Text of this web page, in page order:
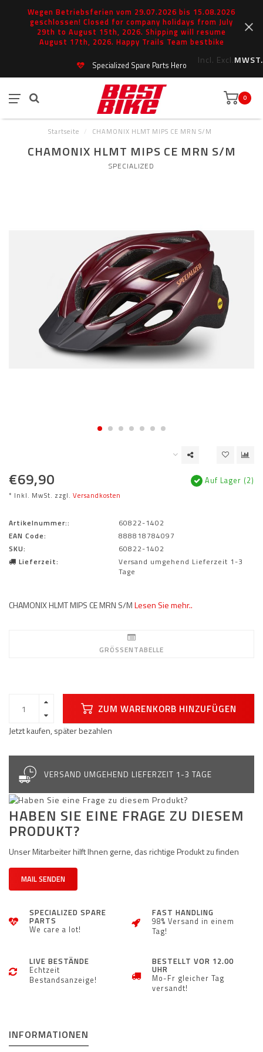
Wegen Betriebsferien vom 29.07.2026 bis 15.08.2026
geschlossen! Closed for company holidays from July
29th to August 15th, 2026. Shipping will resume
August 17th, 2026. Happy Trails Team bestbike
Incl. Excl.MWST.
Specialized Spare Parts Hero
0
Startseite / CHAMONIX HLMT MIPS CE MRN S/M
CHAMONIX HLMT MIPS CE MRN S/M
SPECIALIZED
€69,90
* Inkl. MwSt. zzgl. Versandkosten
Auf Lager (2)
Artikelnummer::
60822-1402
EAN Code:
888818784097
SKU:
60822-1402
Lieferzeit:
Versand umgehend Lieferzeit 1-3
Tage
CHAMONIX HLMT MIPS CE MRN S/MLesen Sie mehr..
GRÖSSENTABELLE
ZUM WARENKORB HINZUFÜGEN
Jetzt kaufen, später bezahlen
VERSAND UMGEHEND LIEFERZEIT 1-3 TAGE
HABEN SIE EINE FRAGE ZU DIESEM
PRODUKT?
Unser Mitarbeiter hilft Ihnen gerne, das richtige Produkt zu finden
MAIL SENDEN
SPECIALIZED SPARE
PARTS
We care a lot!
FAST HANDLING
98% Versand in einem
Tag!
LIVE BESTÄNDE
Echtzeit
Bestandsanzeige!
BESTELLT VOR 12.00
UHR
Mo-Fr gleicher Tag
versandt!
INFORMATIONEN